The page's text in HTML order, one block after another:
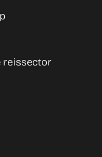
reissector